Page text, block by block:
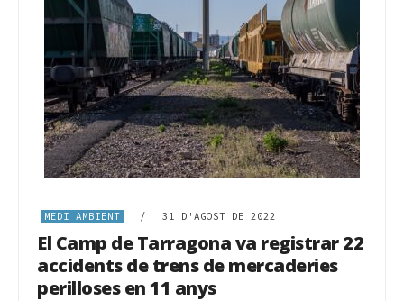
MEDI AMBIENT / 31 D'AGOST DE 2022
El Camp de Tarragona va registrar 22
accidents de trens de mercaderies
perilloses en 11 anys